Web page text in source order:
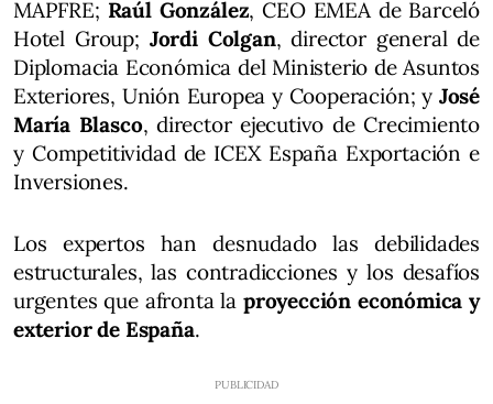
MAPFRE; Raúl González, CEO EMEA de Barceló
Hotel Group; Jordi Colgan, director general de
Diplomacia Económica del Ministerio de Asuntos
Exteriores, Unión Europea y Cooperación; yJosé
María Blasco, director ejecutivo de Crecimiento
y Competitividad de ICEX España Exportación e
Inversiones.
Los expertos han desnudado las debilidades
estructurales, las contradicciones y los desafíos
urgentes que afronta la proyección económica y
exterior de España.